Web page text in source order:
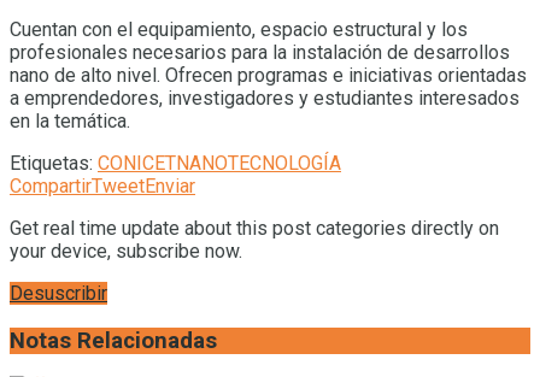
Cuentan con el equipamiento, espacio estructural y los
profesionales necesarios para la instalación de desarrollos
nano de alto nivel. Ofrecen programas e iniciativas orientadas
a emprendedores, investigadores y estudiantes interesados
en la temática.
Etiquetas: CONICETNANOTECNOLOGÍA
CompartirTweetEnviar
Get real time update about this post categories directly on
your device, subscribe now.
Desuscribir
Notas Relacionadas